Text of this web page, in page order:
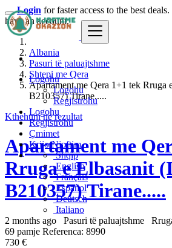
Logohu
Logohu
Regjistrohu
Logohu
Regjistrohu
Çmimet
Krijo Njoftim
Shqip
English
Français
Español
Deutsch
Italiano
Login for faster access to the best deals.
have an account.
Albania
Pasuri të paluajtshme
Shtepi me Qera
Apartament me Qera 1+1 tek Rruga
B210357) Tirane.....
Kthehuni ne rezultat
Apartament me
Rruga e Elbasanit
B210357) Tirane.....
2 months ago Pasuri të paluajtshme
69 pamje Referenca: 8990
730 €